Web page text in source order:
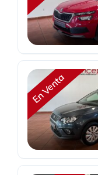
En Venta